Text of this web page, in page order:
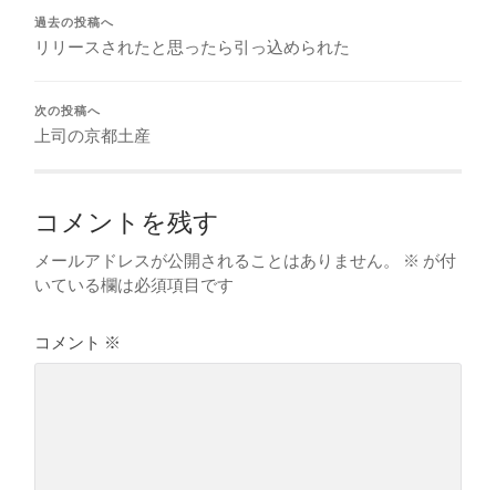
過去の投稿へ
リリースされたと思ったら引っ込められた
次の投稿へ
上司の京都土産
コメントを残す
メールアドレスが公開されることはありません。 ※ が付
いている欄は必須項目です
コメント ※